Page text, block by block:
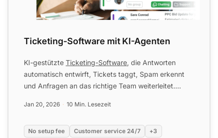
Ticketing-Software mit KI-Agenten
KI-gestützte Ticketing-Software, die Antworten
automatisch entwirft, Tickets taggt, Spam erkennt
und Anfragen an das richtige Team weiterleitet.
Jan 20, 2026 10 Min. Lesezeit
No setup fee Customer service 24/7 +3